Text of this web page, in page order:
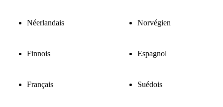
Néerlandais Norvégien
Finnois Espagnol
Français Suédois